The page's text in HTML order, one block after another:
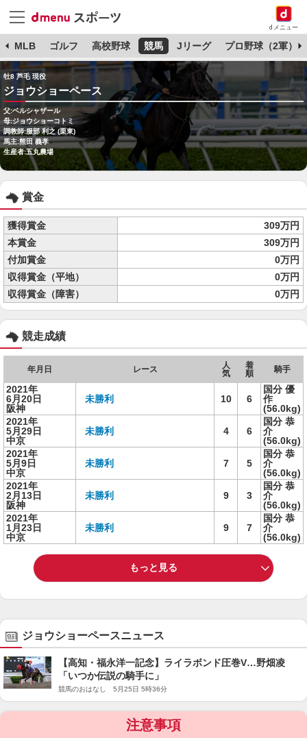
dメニュー
MLB ゴルフ 高校野球 競馬 Jリーグ プロ野球（2軍）
牡8 芦毛 現役
ジョウショーペース
父:ベルシャザール
母:ジョウショーコトミ
調教師:服部 利之 (栗東)
馬主:熊田 義孝
生産者:五丸農場
賞金
獲得賞金
309万円
本賞金
309万円
付加賞金
0万円
収得賞金（平地）
0万円
収得賞金（障害）
0万円
競走成績
年月日 レース
人
気
着
順
騎手
2021年
6月20日
阪神
未勝利 10 6
国分 優
作
(56.0kg)
2021年
5月29日
中京
未勝利 4 6
国分 恭
介
(56.0kg)
2021年
5月9日
中京
未勝利 7 5
国分 恭
介
(56.0kg)
2021年
2月13日
阪神
未勝利 9 3
国分 恭
介
(56.0kg)
2021年
1月23日
中京
未勝利 9 7
国分 恭
介
(56.0kg)
もっと見る
ジョウショーペースニュース
【高知・福永洋一記念】ライラボンド圧巻V…野畑凌
「いつか伝説の騎手に」
競馬のおはなし 5月25日 5時36分
注意事項